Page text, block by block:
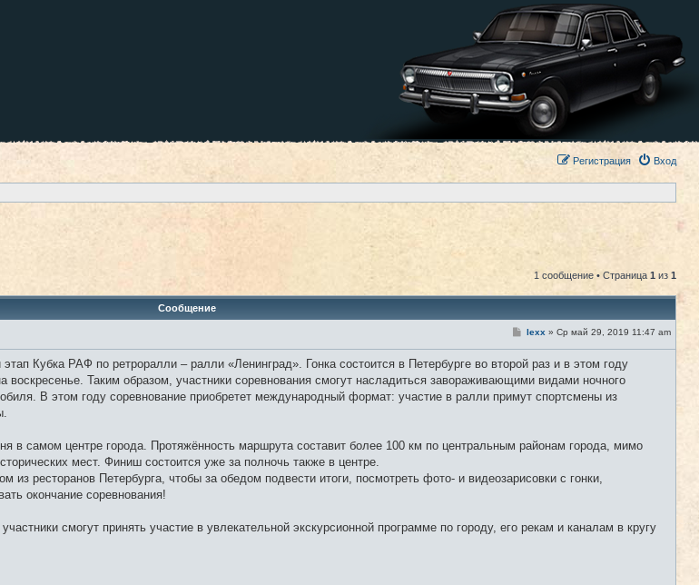
Вход
Регистрация
1 сообщение • Страница 1 из 1
Сообщение
#1
С
о
б
е
н
lexx » Ср май 29, 2019 11:47 am
Кубка РАФ по ретроралли – ралли «Ленинград». Гонка состоится в Петербурге во второй раз и в этом году
воскресенье. Таким образом, участники соревнования смогут насладиться завораживающими видами ночного
В этом году соревнование приобретет международный формат: участие в ралли примут спортсмены из
в самом центре города. Протяжённость маршрута составит более 100 км по центральным районам города, мимо
мест. Финиш состоится уже за полночь также в центре.
ресторанов Петербурга, чтобы за обедом подвести итоги, посмотреть фото- и видеозарисовки с гонки,
окончание соревнования!
смогут принять участие в увлекательной экскурсионной программе по городу, его рекам и каналам в кругу